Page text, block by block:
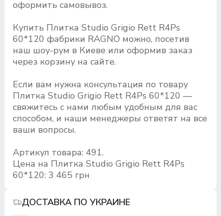
оформить самовывоз.
Купить Плитка Studio Grigio Rett R4Ps
60*120 фабрики RAGNO можно, посетив
наш шоу-рум в Киеве или оформив заказ
через корзину на сайте.
Если вам нужна консультация по товару
Плитка Studio Grigio Rett R4Ps 60*120 —
свяжитесь с нами любым удобным для вас
способом, и наши менеджеры ответят на все
ваши вопросы.
Артикул товара: 491.
Цена на Плитка Studio Grigio Rett R4Ps
60*120: 3 465 грн
ДОСТАВКА ПО УКРАИНЕ